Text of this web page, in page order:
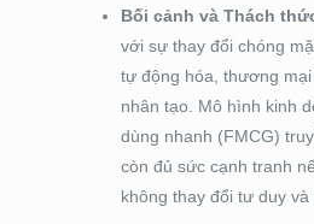
Bối cảnh và Thách
với sự thay đổi chóng
tự động hóa, thương
nhân tạo. Mô hình kinh
dùng nhanh (FMCG)
còn đủ sức cạnh tranh
không thay đổi tư duy và